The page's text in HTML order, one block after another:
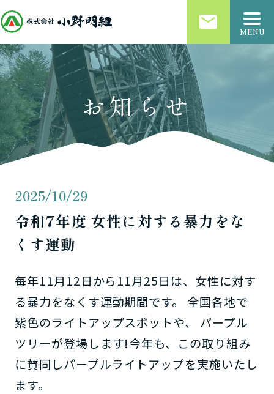
email MENU
お知らせ
2025/10/29
令和7年度 女性に対する暴力をな
くす運動
毎年11月12日から11月25日は、女性に対す
る暴力をなくす運動期間です。 全国各地で
紫色のライトアップスポットや、 パープル
ツリーが登場します!今年も、この取り組み
に賛同しパープルライトアップを実施いたし
ます。